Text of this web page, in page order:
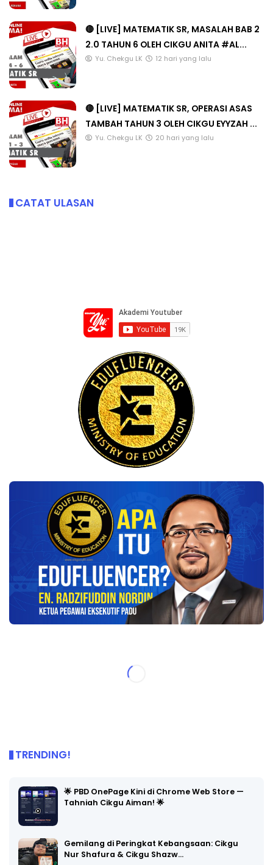
🔴 [LIVE] MATEMATIK SR, MASALAH BAB 2
2.0 TAHUN 6 OLEH CIKGU ANITA #AL...
Yu. Chekgu LK 12 hari yang lalu
🔴 [LIVE] MATEMATIK SR, OPERASI ASAS
TAMBAH TAHUN 3 OLEH CIKGU EYYZAH ...
Yu. Chekgu LK 20 hari yang lalu
CATAT ULASAN
TRENDING!
🌟 PBD OnePage Kini di Chrome Web Store —
Tahniah Cikgu Aiman! 🌟
Gemilang di Peringkat Kebangsaan: Cikgu
Nur Shafura & Cikgu Shazw…